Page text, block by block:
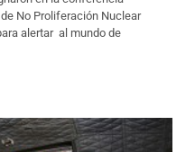
No Proliferación Nuclear
alertar al mundo de